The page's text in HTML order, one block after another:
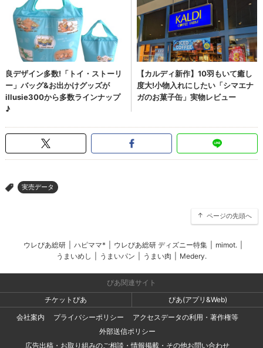
> 実売データ
ページの先頭へ
ウレぴあ総研 ハピママ* ウレぴあ総研 ディズニー特集 mimot.
うまいめし
うまいパン うまい肉 Medery.
ぴあ関連サイト
チケットぴあ
ぴあ(アプリ&Web)
会社案内
プライバシーポリシー
アクセスデータの利用・著作権等
外部送信ポリシー
広告出稿・お取り組みのご相談・情報掲載・その他お問い合わせ